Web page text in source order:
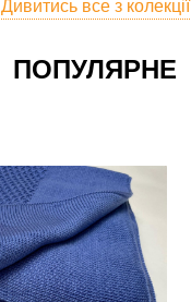
Дивитись все з колекції
ПОПУЛЯРНЕ